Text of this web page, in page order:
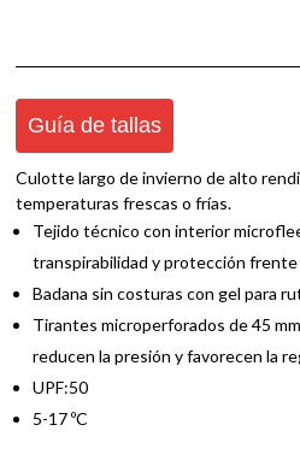
Culotte largo de invierno de alto
temperaturas frescas o frías.
Tejido técnico con interior
transpirabilidad y protección frente
Badana sin costuras con gel para
Tirantes microperforados de 45
reducen la presión y favorecen la
UPF:50
5-17 ºC
Guía de tallas